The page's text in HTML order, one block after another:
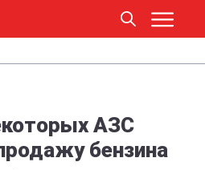
АЗС
бензина